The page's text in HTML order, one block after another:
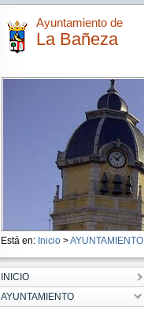
Ayuntamiento de
La Bañeza
Está en: Inicio >AYUNTAMIENTO
INICIO
AYUNTAMIENTO